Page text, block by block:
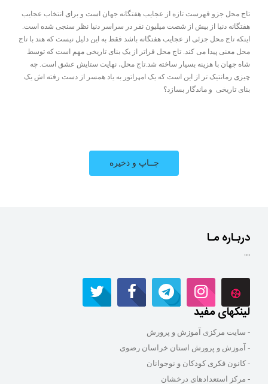
تاج محل جزو فهرست‌ تازه‌ از عجایب‌ هفتگانه‌ جهان‌ است و برای‌ انتخاب‌ عجایب‌
هفتگانه‌ دنیا از بیش‌ از شصت‌ میلیون‌ نفر در سراسر دنیا نظر سنجی‌ شده‌ است.‌‌
اینکه تاج محل جزئی از عجایب هفتگانه باشد فقط به این دلیل نیست که هند با تاج
محل معنی پیدا می کند. تاج محل فراتر از یک بنای تاریخی مهم است که توسط
شاه جهان با هزینه بسیار ساخته شد.تاج محل، نهایت ستایش عشق است. چه
چیزی رمانتیک تر از این است که یک امپراتور به یاد همسر از دست رفته اش یک
بنای تاریخی و ماندگار بسازد؟
دربـاره مـا
""
لینکهای مفید
- سایت مرکزی آموزش و پرورش
- آموزش و پرورش استان خراسان رضوی
- کانون فکری کودکان و نوجوانان
- مرکز استعدادهای درخشان